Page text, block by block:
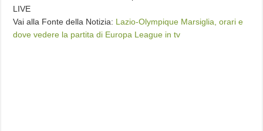
LIVE
Vai alla Fonte della Notizia: Lazio-Olympique Marsiglia, orari e
dove vedere la partita di Europa League in tv